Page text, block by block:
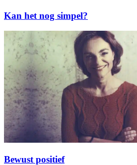
Kan het nog simpel?
Bewust positief